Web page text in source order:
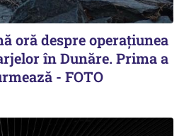
oră despre operațiunea
în Dunăre. Prima a
- FOTO